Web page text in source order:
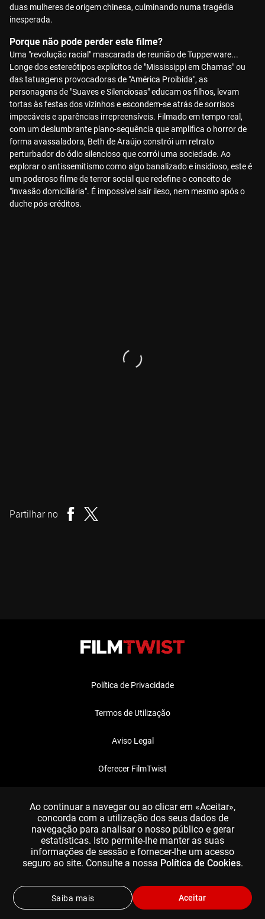
duas mulheres de origem chinesa, culminando numa tragédia
inesperada.
Porque não pode perder este filme?
Uma "revolução racial" mascarada de reunião de Tupperware...
Longe dos estereótipos explícitos de "Mississippi em Chamas" ou
das tatuagens provocadoras de "América Proibida", as
personagens de "Suaves e Silenciosas" educam os filhos, levam
tortas às festas dos vizinhos e escondem-se atrás de sorrisos
impecáveis e aparências irrepreensíveis. Filmado em tempo real,
com um deslumbrante plano-sequência que amplifica o horror de
forma avassaladora, Beth de Araújo constrói um retrato
perturbador do ódio silencioso que corrói uma sociedade. Ao
explorar o antissemitismo como algo banalizado e insidioso, este é
um poderoso filme de terror social que redefine o conceito de
"invasão domiciliária". É impossível sair ileso, nem mesmo após o
duche pós-créditos.
Partilhar no
Política de Privacidade
Termos de Utilização
Aviso Legal
Oferecer FilmTwist
Ao continuar a navegar ou ao clicar em «Aceitar»,
concorda com a utilização dos seus dados de
navegação para analisar o nosso público e gerar
estatísticas. Isto permite-lhe manter as suas
informações de sessão e fornecer-lhe um acesso
seguro ao site. Consulte a nossa Política de Cookies.
Aceitar
Saiba mais